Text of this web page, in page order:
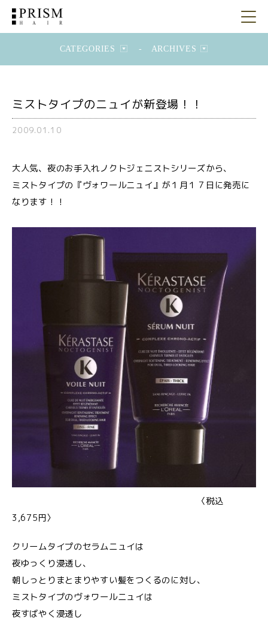
CATEGORIES - ARCHIVES
ミストタイプのニュイが新登場！！
2009.01.10
大人気、夜のお手入れノクトジェニストシリーズから、
ミストタイプの『ヴォワールニュイ』が１月１７日に発売に
なります！！
〈税込
3,675円〉
クリームタイプのセラムニュイは
夜ゆっくり浸透し、
朝しっとりまとまりやすい髪をつくるのに対し、
ミストタイプのヴォワールニュイは
夜すばやく浸透し